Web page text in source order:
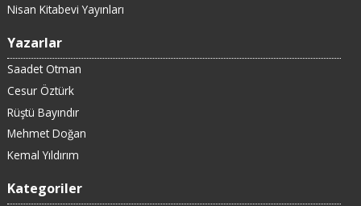
Nisan Kitabevi Yayınları
Yazarlar
Saadet Otman
Cesur Öztürk
Rüştü Bayındır
Mehmet Doğan
Kemal Yıldırım
Kategoriler